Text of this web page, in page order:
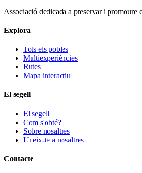
Associació dedicada a preservar i
Explora
Tots els pobles
Multiexperiències
Rutes
Mapa interactiu
El segell
El segell
Com s'obté?
Sobre nosaltres
Uneix-te a nosaltres
Contacte